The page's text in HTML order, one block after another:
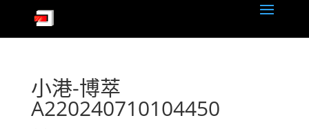
小港-博萃
A220240710104450